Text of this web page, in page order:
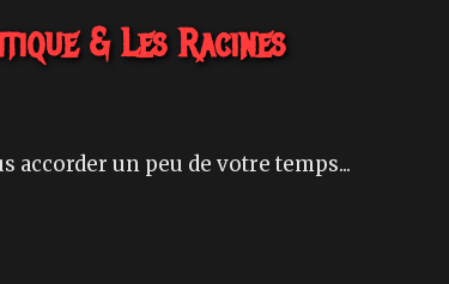
& Les Racines
accorder un peu de votre temps...